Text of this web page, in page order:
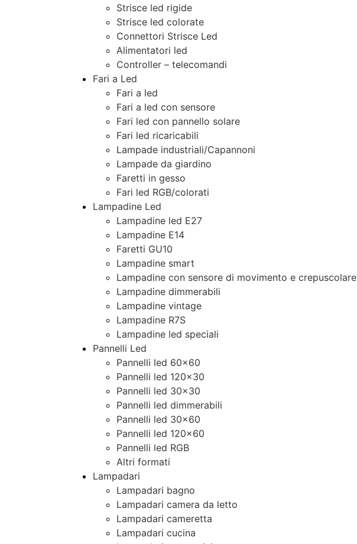
Strisce led rigide
Strisce led colorate
Connettori Strisce Led
Alimentatori led
Controller – telecomandi
Fari a Led
Fari a led
Fari a led con sensore
Fari led con pannello solare
Fari led ricaricabili
Lampade industriali/Capannoni
Lampade da giardino
Faretti in gesso
Fari led RGB/colorati
Lampadine Led
Lampadine led E27
Lampadine E14
Faretti GU10
Lampadine smart
Lampadine con sensore di movimento e crepuscolare
Lampadine dimmerabili
Lampadine vintage
Lampadine R7S
Lampadine led speciali
Pannelli Led
Pannelli led 60×60
Pannelli led 120×30
Pannelli led 30×30
Pannelli led dimmerabili
Pannelli led 30×60
Pannelli led 120×60
Pannelli led RGB
Altri formati
Lampadari
Lampadari bagno
Lampadari camera da letto
Lampadari cameretta
Lampadari cucina